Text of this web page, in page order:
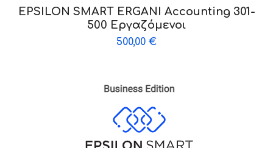
EPSILON SMART ERGANI Accounting 301-
500 Εργαζόμενοι
500,00 €